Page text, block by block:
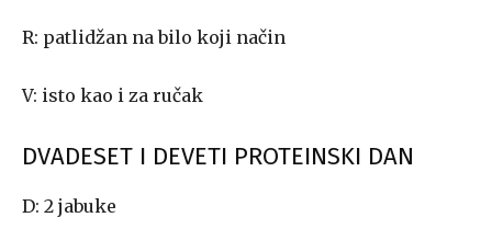
R: patlidžan na bilo koji način
V: isto kao i za ručak
DVADESET I DEVETI PROTEINSKI DAN
D: 2 jabuke